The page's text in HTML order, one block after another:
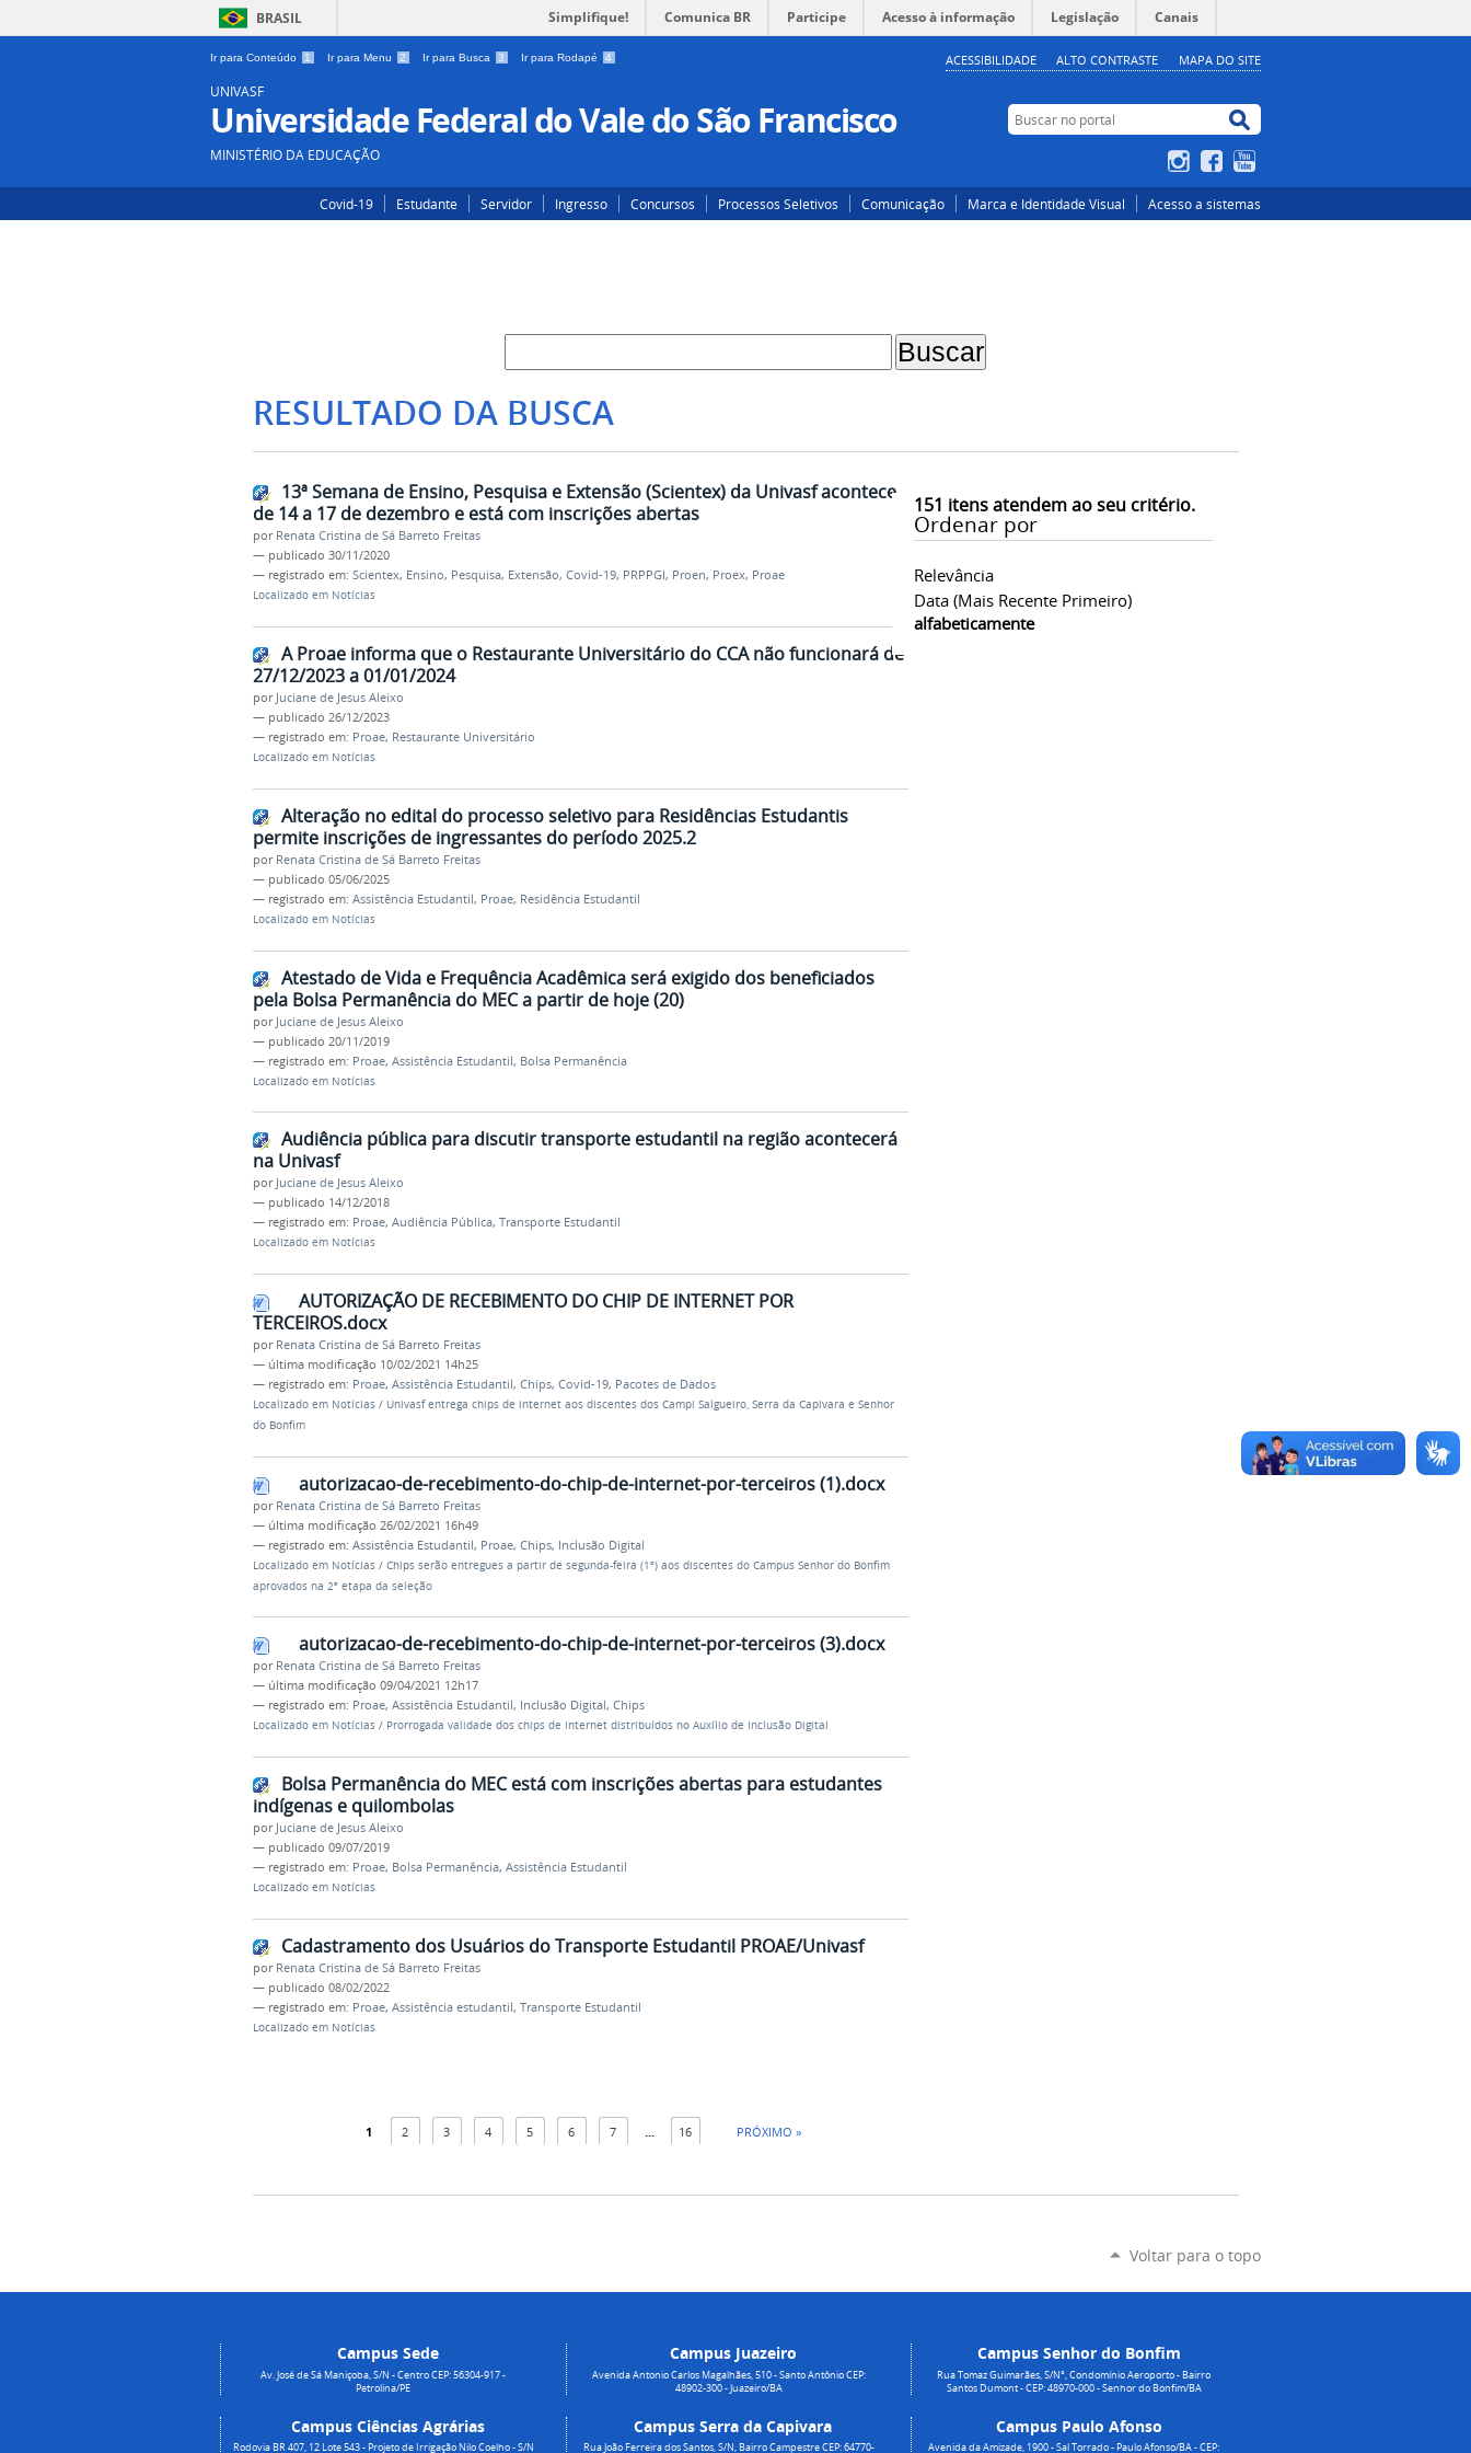
BRASIL Simplifique! Comunica BR Participe Acesso à informação Legislação Canais
Ir para Conteúdo 1 Ir para Menu 2 Ir para Busca 3 Ir para Rodapé 4 ACESSIBILIDADE ALTO CONTRASTE MAPA DO SITE
UNIVASF
Universidade Federal do Vale do São Francisco
MINISTÉRIO DA EDUCAÇÃO
Buscar no portal
Buscar no portal
InstagramFacebook
Covid-19 Estudante Servidor Ingresso Concursos Processos Seletivos Comunicação Marca e Identidade Visual Acesso a sistemas
RESULTADO DA BUSCA
151 itens atendem ao seu critério.
Ordenar por
Relevância
Data (mais Recente Primeiro)
alfabeticamente
13ª Semana de Ensino, Pesquisa e Extensão (Scientex) da Univasf acontece
de 14 a 17 de dezembro e está com inscrições abertas
por Renata Cristina de Sá Barreto Freitas
— publicado 30/11/2020
— registrado em: Scientex, Ensino, Pesquisa, Extensão, Covid-19, PRPPGI, Proen, Proex, Proae
Localizado em Notícias
A Proae informa que o Restaurante Universitário do CCA não funcionará de
27/12/2023 a 01/01/2024
por Juciane de Jesus Aleixo
— publicado 26/12/2023
— registrado em: Proae, Restaurante Universitário
Localizado em Notícias
Alteração no edital do processo seletivo para Residências Estudantis
permite inscrições de ingressantes do período 2025.2
por Renata Cristina de Sá Barreto Freitas
— publicado 05/06/2025
— registrado em: Assistência Estudantil, Proae, Residência Estudantil
Localizado em Notícias
Atestado de Vida e Frequência Acadêmica será exigido dos beneficiados
pela Bolsa Permanência do MEC a partir de hoje (20)
por Juciane de Jesus Aleixo
— publicado 20/11/2019
— registrado em: Proae, Assistência Estudantil, Bolsa Permanência
Localizado em Notícias
Audiência pública para discutir transporte estudantil na região acontecerá
na Univasf
por Juciane de Jesus Aleixo
— publicado 14/12/2018
— registrado em: Proae, Audiência Pública, Transporte Estudantil
Localizado em Notícias
AUTORIZAÇÃO DE RECEBIMENTO DO CHIP DE INTERNET POR
TERCEIROS.docx
por Renata Cristina de Sá Barreto Freitas
— última modificação 10/02/2021 14h25
— registrado em: Proae, Assistência Estudantil, Chips, Covid-19, Pacotes de Dados
Localizado em Notícias / Univasf entrega chips de internet aos discentes dos Campi Salgueiro, Serra da Capivara e Senhor
do Bonfim
autorizacao-de-recebimento-do-chip-de-internet-por-terceiros (1).docx
por Renata Cristina de Sá Barreto Freitas
— última modificação 26/02/2021 16h49
— registrado em: Assistência Estudantil, Proae, Chips, Inclusão Digital
Localizado em Notícias / Chips serão entregues a partir de segunda-feira (1º) aos discentes do Campus Senhor do Bonfim
aprovados na 2ª etapa da seleção
autorizacao-de-recebimento-do-chip-de-internet-por-terceiros (3).docx
por Renata Cristina de Sá Barreto Freitas
— última modificação 09/04/2021 12h17
— registrado em: Proae, Assistência Estudantil, Inclusão Digital, Chips
Localizado em Notícias / Prorrogada validade dos chips de internet distribuídos no Auxílio de Inclusão Digital
Bolsa Permanência do MEC está com inscrições abertas para estudantes
indígenas e quilombolas
por Juciane de Jesus Aleixo
— publicado 09/07/2019
— registrado em: Proae, Bolsa Permanência, Assistência Estudantil
Localizado em Notícias
Cadastramento dos Usuários do Transporte Estudantil PROAE/Univasf
por Renata Cristina de Sá Barreto Freitas
— publicado 08/02/2022
— registrado em: Proae, Assistência estudantil, Transporte Estudantil
Localizado em Notícias
1 2 3 4 5 6 7 16 PRÓXIMO »
Voltar para o topo
Campus Sede
Av. José de Sá Maniçoba, S/N - Centro CEP: 56304-917 -
Petrolina/PE
Campus Ciências Agrárias
Rodovia BR 407, 12 Lote 543 - Projeto de Irrigação Nilo Coelho - S/N
Campus Juazeiro
Avenida Antonio Carlos Magalhães, 510 - Santo Antônio CEP:
48902-300 - Juazeiro/BA
Campus Serra da Capivara
Rua João Ferreira dos Santos, S/N, Bairro Campestre CEP: 64770-
Campus Senhor do Bonfim
Rua Tomaz Guimarães, S/N°, Condomínio Aeroporto - Bairro
Santos Dumont - CEP: 48970-000 - Senhor do Bonfim/BA
Campus Paulo Afonso
Avenida da Amizade, 1900 - Sal Torrado - Paulo Afonso/BA - CEP: